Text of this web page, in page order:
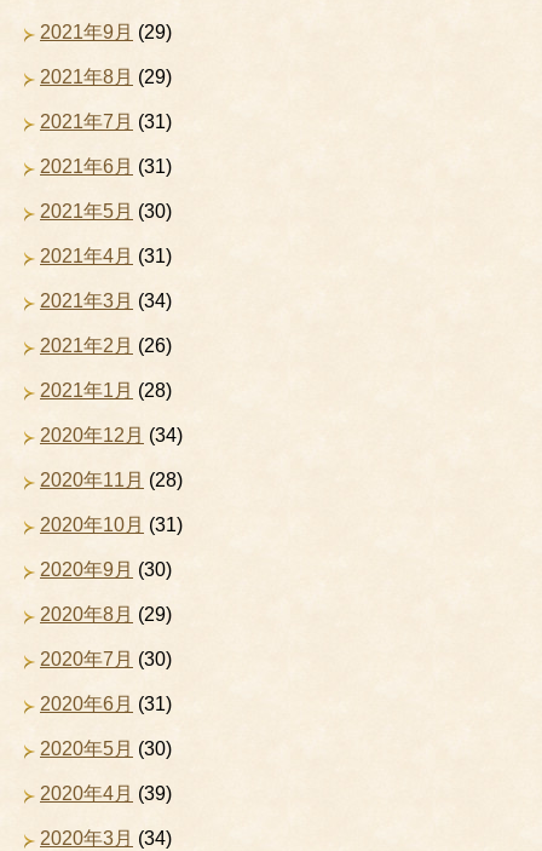
2021年9月 (29)
2021年8月 (29)
2021年7月 (31)
2021年6月 (31)
2021年5月 (30)
2021年4月 (31)
2021年3月 (34)
2021年2月 (26)
2021年1月 (28)
2020年12月 (34)
2020年11月 (28)
2020年10月 (31)
2020年9月 (30)
2020年8月 (29)
2020年7月 (30)
2020年6月 (31)
2020年5月 (30)
2020年4月 (39)
2020年3月 (34)